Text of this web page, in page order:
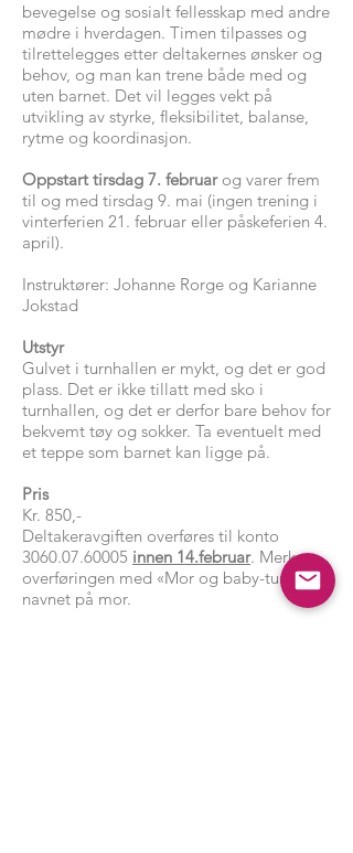
bevegelse og sosialt fellesskap med andre
mødre i hverdagen. Timen tilpasses og
tilrettelegges etter deltakernes ønsker og
behov, og man kan trene både med og
uten barnet. Det vil legges vekt på
utvikling av styrke, fleksibilitet, balanse,
rytme og koordinasjon.
Oppstart tirsdag 7. februarog varer frem
til og med tirsdag 9. mai (ingen trening i
vinterferien 21. februar eller påskeferien 4.
april).
Instruktører: Johanne Rorge og Karianne
Jokstad
Utstyr
Gulvet i turnhallen er mykt, og det er god
plass. Det er ikke tillatt med sko i
turnhallen, og det er derfor bare behov for
bekvemt tøy og sokker. Ta eventuelt med
et teppe som barnet kan ligge på.
Pris
Kr. 850,-
Deltakeravgiften overføres til konto
3060.07.60005 innen 14.februar. Merk
overføringen med «Mor og baby-turn» og
navnet på mor.